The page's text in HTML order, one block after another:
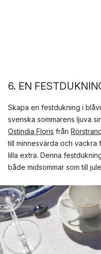
6. EN
Skapa en festdukning i
svenska sommarens ljuva
Ostindia Floris från
till minnesvärda och vackra
lilla extra. Denna
både midsommar som till